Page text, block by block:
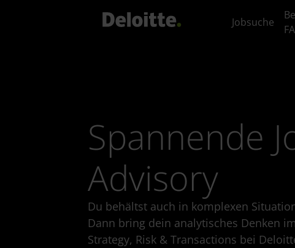
Jobsuche
Spannende
Advisory
Du behältst auch in komplexen
Dann bring dein analytisches Denken
Strategy, Risk & Transactions bei